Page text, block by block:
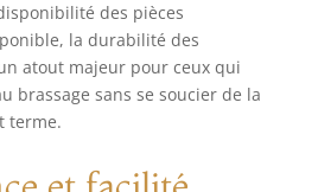
des pièces
la durabilité des
atout majeur pour ceux qui
brassage sans se soucier de la
terme.